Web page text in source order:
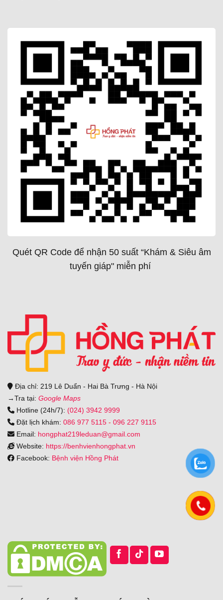
Địa chỉ: 219 Lê Duẩn - Hai Bà Trưng - Hà Nội
→Tra tại: Google Maps
Hotline (24h/7): (024) 3942 9999
Đặt lịch khám: 086 977 5115 - 096 227 9115
Email: hongphat219leduan@gmail.com
Website: https://benhvienhongphat.vn
Facebook: Bệnh viện Hồng Phát
Quét QR Code để nhận 50 suất “Khám & Siêu âm
tuyến giáp" miễn phí